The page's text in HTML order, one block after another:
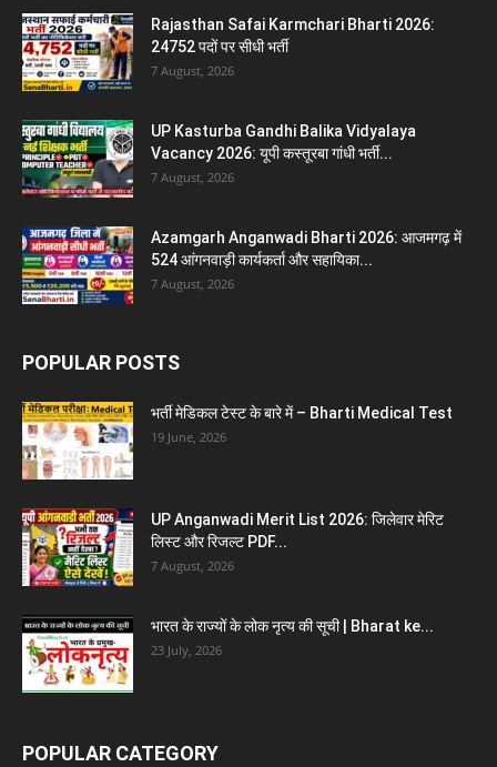
Rajasthan Safai Karmchari Bharti 2026:
24752 पदों पर सीधी भर्ती
7 August, 2026
UP Kasturba Gandhi Balika Vidyalaya
Vacancy 2026: यूपी कस्तूरबा गांधी भर्ती...
7 August, 2026
Azamgarh Anganwadi Bharti 2026: आजमगढ़ में
524 आंगनवाड़ी कार्यकर्ता और सहायिका...
7 August, 2026
POPULAR POSTS
भर्ती मेडिकल टेस्ट के बारे में – Bharti Medical Test
19 June, 2026
UP Anganwadi Merit List 2026: जिलेवार मेरिट
लिस्ट और रिजल्ट PDF...
7 August, 2026
भारत के राज्यों के लोक नृत्य की सूची | Bharat ke...
23 July, 2026
POPULAR CATEGORY